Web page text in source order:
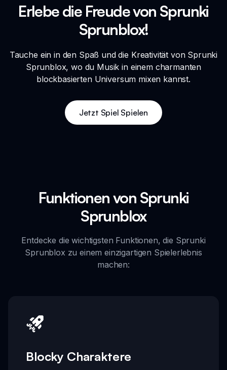
Erlebe die Freude von Sprunki
Sprunblox!
Tauche ein in den Spaß und die Kreativität von Sprunki
Sprunblox, wo du Musik in einem charmanten
blockbasierten Universum mixen kannst.
Jetzt Spiel Spielen
Funktionen von Sprunki
Sprunblox
Entdecke die wichtigsten Funktionen, die Sprunki
Sprunblox zu einem einzigartigen Spielerlebnis
machen:
Blocky Charaktere